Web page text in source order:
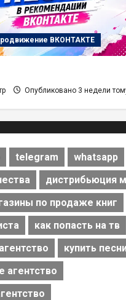
ВКОНТАКТЕ
Опубликовано 3 недели
telegram
whatsapp
дистрибьюция
по продаже книг
как попасть на тв
купить
агентство